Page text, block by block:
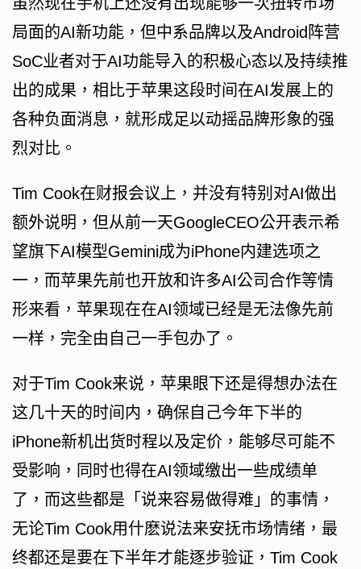
局面的AI新功能，但中系品牌以及Android阵营
SoC业者对于AI功能导入的积极心态以及持续推
出的成果，相比于苹果这段时间在AI发展上的
各种负面消息，就形成足以动摇品牌形象的强
烈对比。
Tim Cook在财报会议上，并没有特别对AI做出
额外说明，但从前一天GoogleCEO公开表示希
望旗下AI模型Gemini成为iPhone内建选项之
一，而苹果先前也开放和许多AI公司合作等情
形来看，苹果现在在AI领域已经是无法像先前
一样，完全由自己一手包办了。
对于Tim Cook来说，苹果眼下还是得想办法在
这几十天的时间内，确保自己今年下半的
iPhone新机出货时程以及定价，能够尽可能不
受影响，同时也得在AI领域缴出一些成绩单
了，而这些都是「说来容易做得难」的事情，
无论Tim Cook用什麽说法来安抚市场情绪，最
终都还是要在下半年才能逐步验证，Tim Cook